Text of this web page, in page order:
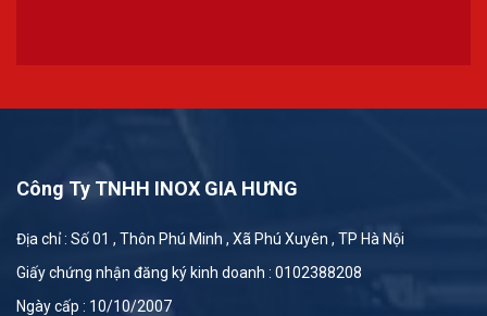
Công Ty TNHH INOX GIA HƯNG
Địa chỉ : Số 01 , Thôn Phú Minh , Xã Phú Xuyên , TP Hà Nội
Giấy chứng nhận đăng ký kinh doanh : 0102388208
Ngày cấp : 10/10/2007